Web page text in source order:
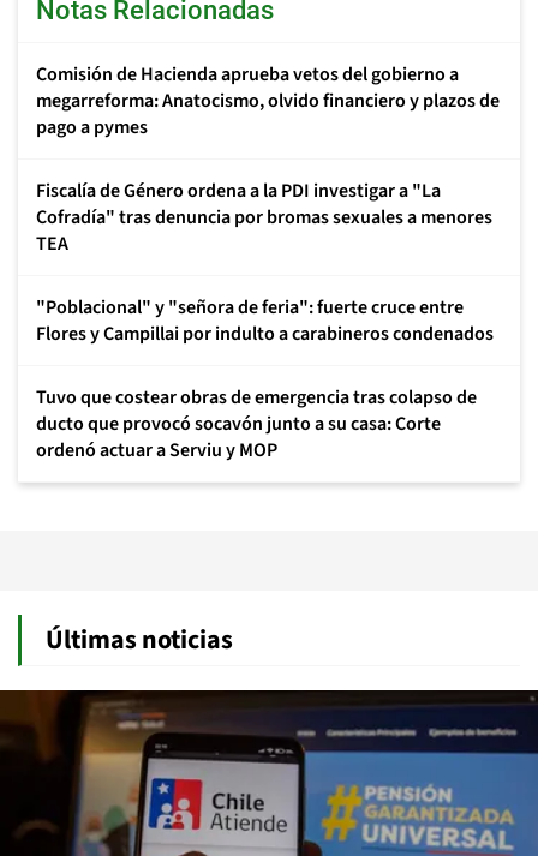
Notas Relacionadas
Comisión de Hacienda aprueba vetos del gobierno a
megarreforma: Anatocismo, olvido financiero y plazos de
pago a pymes
Fiscalía de Género ordena a la PDI investigar a "La
Cofradía" tras denuncia por bromas sexuales a menores
TEA
"Poblacional" y "señora de feria": fuerte cruce entre
Flores y Campillai por indulto a carabineros condenados
Tuvo que costear obras de emergencia tras colapso de
ducto que provocó socavón junto a su casa: Corte
ordenó actuar a Serviu y MOP
Últimas noticias